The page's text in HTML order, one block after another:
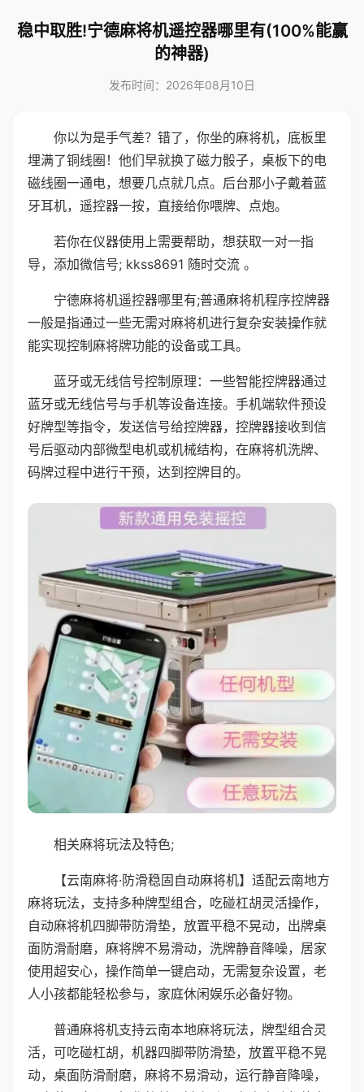
稳中取胜!宁德麻将机遥控器哪里有(100%能赢
的神器)
发布时间：2026年08月10日
你以为是手气差？错了，你坐的麻将机，底板里
埋满了铜线圈！他们早就换了磁力骰子，桌板下的电
磁线圈一通电，想要几点就几点。后台那小子戴着蓝
牙耳机，遥控器一按，直接给你喂牌、点炮。
若你在仪器使用上需要帮助，想获取一对一指
导，添加微信号; kkss8691 随时交流 。
宁德麻将机遥控器哪里有;普通麻将机程序控牌器
一般是指通过一些无需对麻将机进行复杂安装操作就
能实现控制麻将牌功能的设备或工具。
蓝牙或无线信号控制原理：一些智能控牌器通过
蓝牙或无线信号与手机等设备连接。手机端软件预设
好牌型等指令，发送信号给控牌器，控牌器接收到信
号后驱动内部微型电机或机械结构，在麻将机洗牌、
码牌过程中进行干预，达到控牌目的。
相关麻将玩法及特色;
【云南麻将·防滑稳固自动麻将机】适配云南地方
麻将玩法，支持多种牌型组合，吃碰杠胡灵活操作，
自动麻将机四脚带防滑垫，放置平稳不晃动，出牌桌
面防滑耐磨，麻将牌不易滑动，洗牌静音降噪，居家
使用超安心，操作简单一键启动，无需复杂设置，老
人小孩都能轻松参与，家庭休闲娱乐必备好物。
普通麻将机支持云南本地麻将玩法，牌型组合灵
活，可吃碰杠胡，机器四脚带防滑垫，放置平稳不晃
动，桌面防滑耐磨，麻将不易滑动，运行静音降噪，